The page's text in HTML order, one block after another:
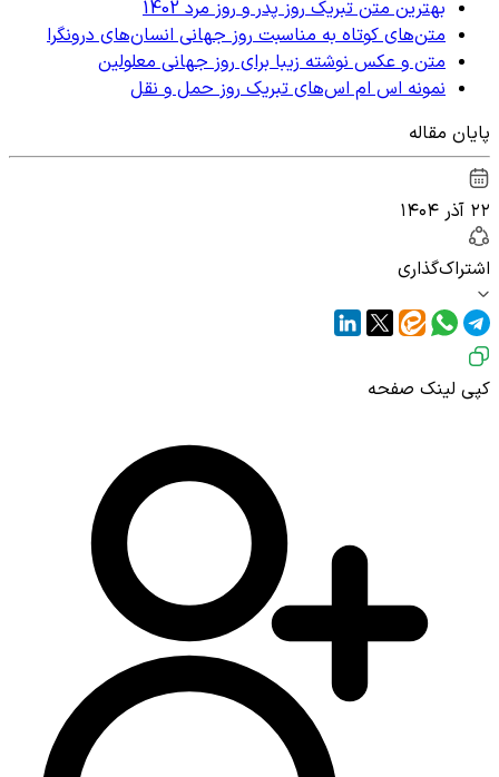
بهترین متن تبریک روز پدر و روز مرد 1402
متن‌های کوتاه به مناسبت روز جهانی انسان‌های درونگرا
متن و عکس نوشته زیبا برای روز جهانی معلولین
نمونه اس ام اس‌های تبریک روز حمل و نقل
پایان مقاله
۲۲ آذر ۱۴۰۴
اشتراک‌گذاری
کپی لینک صفحه